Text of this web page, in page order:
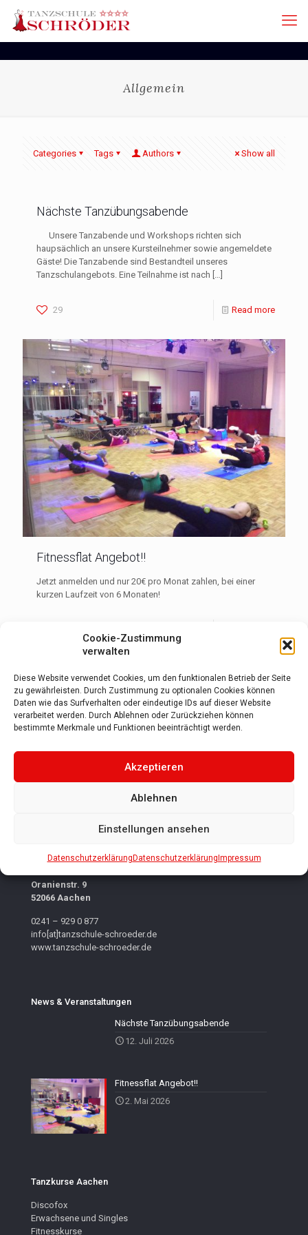
Cookie-Zustimmung
verwalten
Diese Website verwendet Cookies, um den funktionalen Betrieb der Seite
zu gewährleisten. Durch Zustimmung zu optionalen Cookies können
Daten wie das Surfverhalten oder eindeutige IDs auf dieser Website
verarbeitet werden. Durch Ablehnen oder Zurückziehen können
bestimmte Merkmale und Funktionen beeinträchtigt werden.
Akzeptieren
Ablehnen
Einstellungen ansehen
Datenschutzerklärung Datenschutzerklärung Impressum
Allgemein
Categories Tags Authors Show all
Nächste Tanzübungsabende
Unsere Tanzabende und Workshops richten sich
haupsächlich an unsere Kursteilnehmer sowie angemeldete
Gäste! Die Tanzabende sind Bestandteil unseres
Tanzschulangebots. Eine Teilnahme ist nach […]
29 Read more
Fitnessflat Angebot!!
Jetzt anmelden und nur 20€ pro Monat zahlen, bei einer
kurzen Laufzeit von 6 Monaten!
Ihr Tanzzentrum mit Tradition in Aachenseit
1992
Oranienstr. 9
52066 Aachen
0241 – 929 0 877
info[at]tanzschule-schroeder.de
www.tanzschule-schroeder.de
News & Veranstaltungen
Nächste Tanzübungsabende
12. Juli 2026
Fitnessflat Angebot!!
2. Mai 2026
Tanzkurse Aachen
Discofox
Erwachsene und Singles
Fitnesskurse